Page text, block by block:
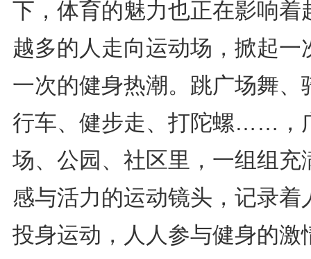
下，体育的魅力也正在影响着
越多的人走向运动场，掀起一
一次的健身热潮。跳广场舞、
行车、健步走、打陀螺……，
场、公园、社区里，一组组充
感与活力的运动镜头，记录着
投身运动，人人参与健身的激